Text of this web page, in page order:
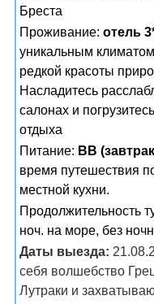
Бреста
Проживание: отель
уникальным
редкой красоты
Насладитесь
салонах и
отдыха
Питание: BB
время путешествия
местной кухни.
Продолжительность
ноч. на море, без
Даты выезда:
себя волшебство
Лутраки и